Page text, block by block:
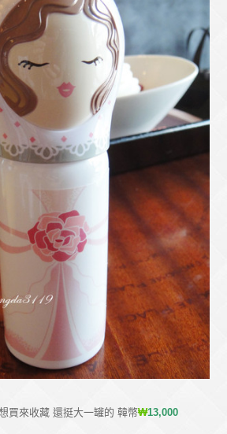
買來收藏 還挺大一罐的 韓幣₩13,000